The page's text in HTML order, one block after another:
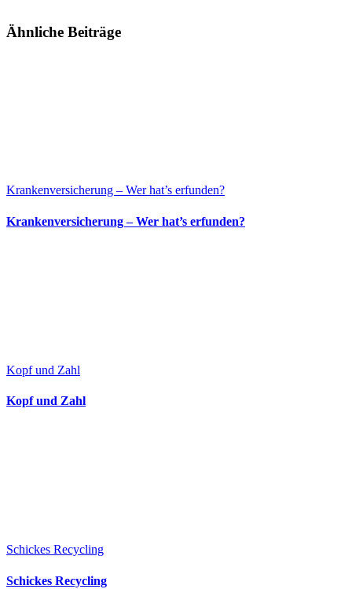
Ähnliche Beiträge
Krankenversicherung – Wer hat’s erfunden?
Krankenversicherung – Wer hat’s erfunden?
Kopf und Zahl
Kopf und Zahl
Schickes Recycling
Schickes Recycling